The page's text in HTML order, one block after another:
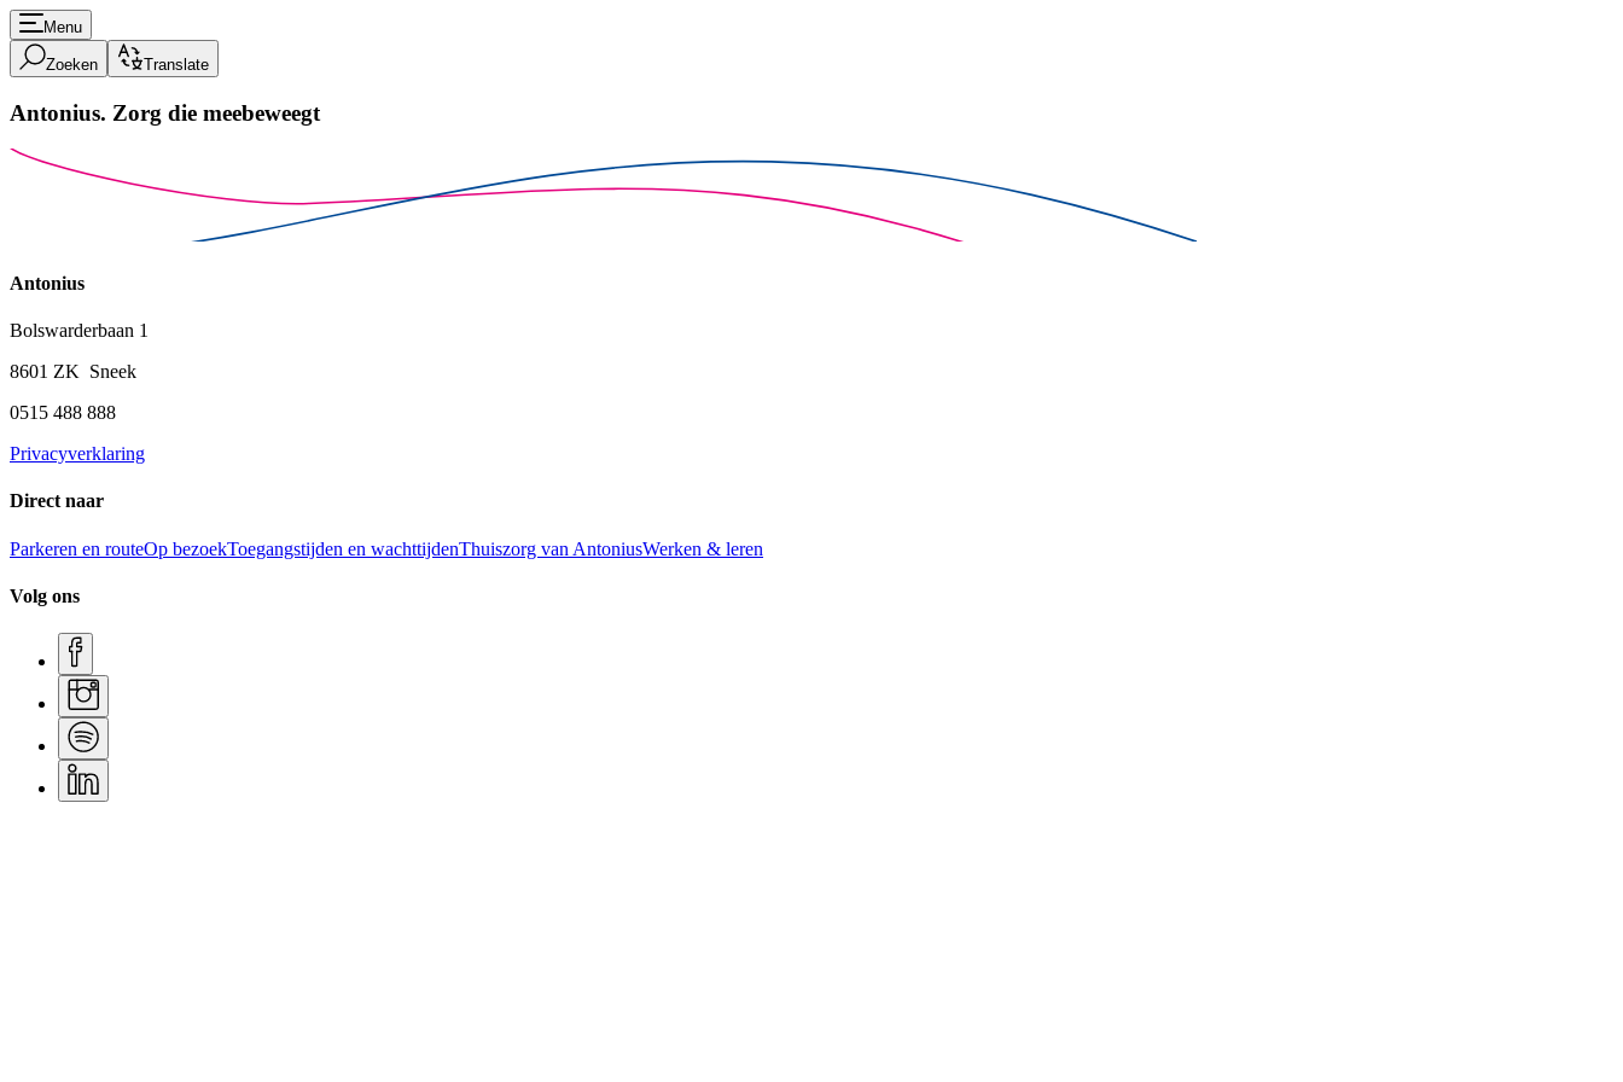
Menu
Zoeken Translate
Antonius. Zorg die meebeweegt
Antonius
Bolswarderbaan 1
8601 ZK Sneek
0515 488 888
Privacyverklaring
Direct naar
Parkeren en routeOp bezoekToegangstijden en wachttijdenThuiszorg van AntoniusWerken & leren
Volg ons